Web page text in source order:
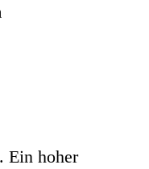
Ein hoher